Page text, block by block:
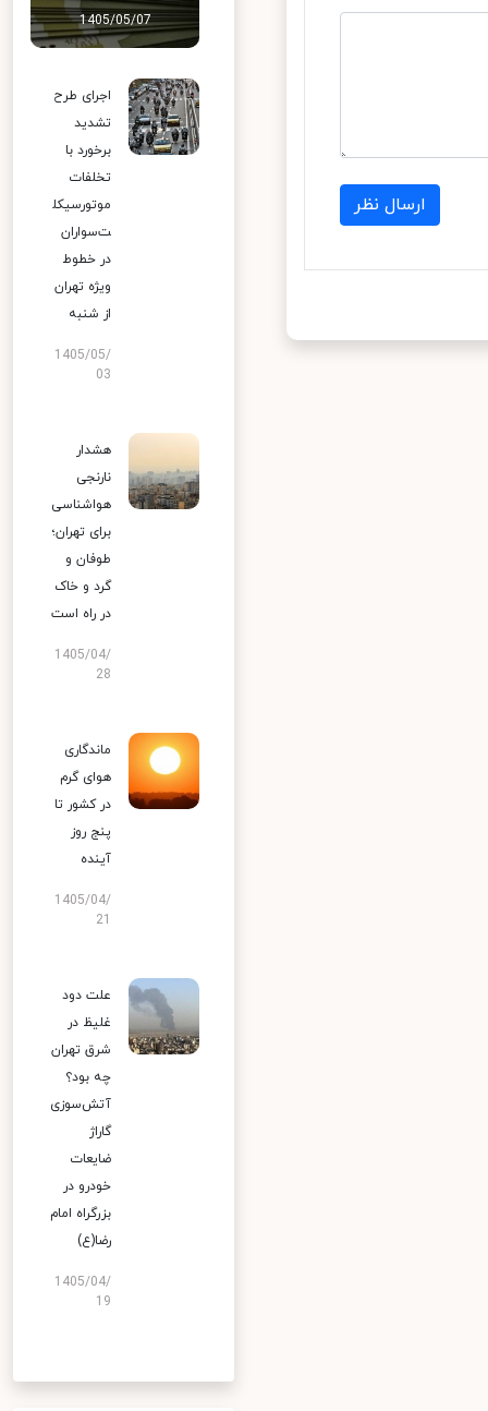
ارسال نظر
1405/05/07
اجرای طرح
تشدید
برخورد با
تخلفات
موتورسیکل
ت‌سواران
در خطوط
ویژه تهران
از شنبه
1405/05/
03
هشدار
نارنجی
هواشناسی
برای تهران؛
طوفان و
گرد و خاک
در راه است
1405/04/
28
ماندگاری
هوای گرم
در کشور تا
پنج روز
آینده
1405/04/
علت دود
غلیظ در
شرق تهران
چه بود؟
آتش‌سوزی
گاراژ
ضایعات
خودرو در
بزرگراه امام
رضا(ع)
1405/04/
19